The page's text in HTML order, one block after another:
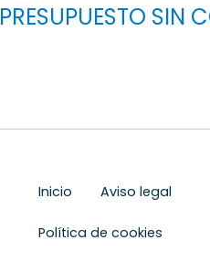
PRESUPUESTO SIN
Inicio Aviso legal
Política de cookies